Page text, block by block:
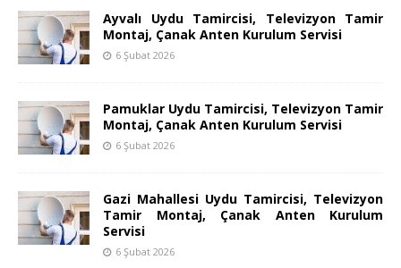
Ayvalı Uydu Tamircisi, Televizyon Tamir
Montaj, Çanak Anten Kurulum Servisi
6 Şubat 2026
Pamuklar Uydu Tamircisi, Televizyon Tamir
Montaj, Çanak Anten Kurulum Servisi
6 Şubat 2026
Gazi Mahallesi Uydu Tamircisi, Televizyon
Tamir Montaj, Çanak Anten Kurulum
Servisi
6 Şubat 2026